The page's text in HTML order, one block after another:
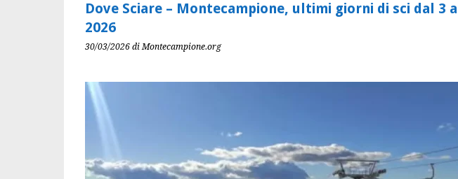
Dove Sciare – Montecampione, ultimi giorni di sci dal 3
2026
30/03/2026 di Montecampione.org